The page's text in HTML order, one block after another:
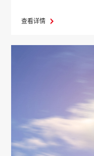
查看详情